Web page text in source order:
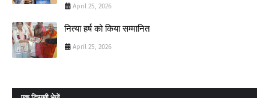
April 25, 2026
नित्या हर्ष को किया सम्मानित
April 25, 2026